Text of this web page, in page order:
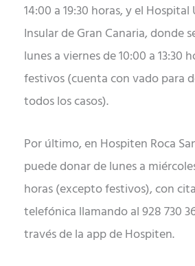
14:00 a 19:30 horas, y el
Insular de Gran Canaria, donde
lunes a viernes de 10:00 a 13:30
festivos (cuenta con vado para
todos los casos).
Por último, en Hospiten Roca
puede donar de lunes a
horas (excepto festivos), con
telefónica llamando al 928 730
través de la app de Hospiten.